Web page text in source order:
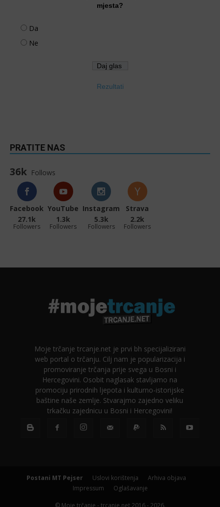
mjesta?
Da
Ne
Rezultati
PRATITE NAS
36k Follows
Facebook
27.1k
Followers
YouTube
1.3k
Followers
Instagram
5.3k
Followers
Strava
2.2k
Followers
Moje trčanje trcanje.net je prvi bh specijalizirani
web portal o trčanju. Cilj nam je popularizacija i
promoviranje trčanja prije svega u Bosni i
Hercegovini. Osobit naglasak stavljamo na
promociju prirodnih ljepota i kulturno-istorijske
baštine naše zemlje. Stvarajmo zajedno veliku
trkačku zajednicu u Bosni i Hercegovini!
Postani MT Pejser Uslovi korištenja
Arhiva objava
Impressum
Oglašavanje